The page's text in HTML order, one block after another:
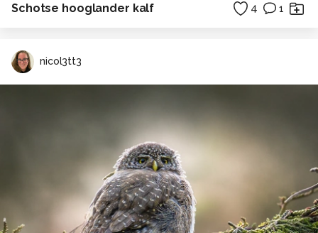
Schotse hooglander kalf 4 1
nicol3tt3